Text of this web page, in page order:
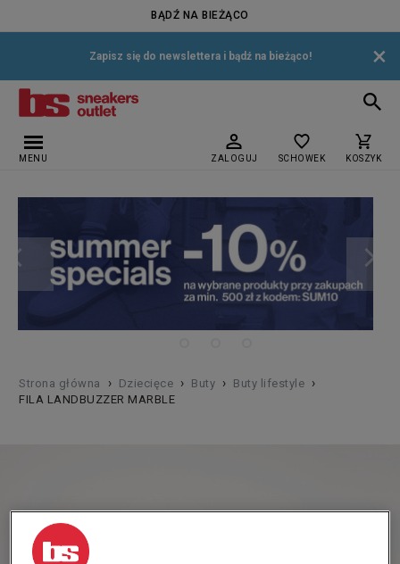
BĄDŹ NA BIEŻĄCO
Zapisz się do newslettera i bądź na bieżąco! ×
MENU ZALOGUJ SCHOWEK KOSZYK
Strona główna › Dziecięce › Buty › Buty lifestyle ›
FILA LANDBUZZER MARBLE